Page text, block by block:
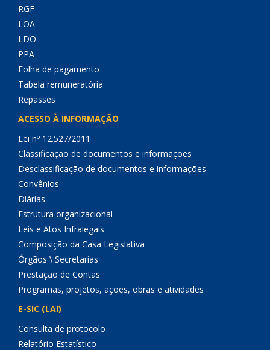
RGF
LOA
LDO
PPA
Folha de pagamento
Tabela remuneratória
Repasses
ACESSO À INFORMAÇÃO
Lei nº 12.527/2011
Classificação de documentos e informações
Desclassificação de documentos e informações
Convênios
Diárias
Estrutura organizacional
Leis e Atos Infralegais
Composição da Casa Legislativa
Órgãos \ Secretarias
Prestação de Contas
Programas, projetos, ações, obras e atividades
E-SIC (LAI)
Consulta de protocolo
Relatório Estatístico